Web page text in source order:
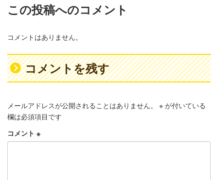
この投稿へのコメント
コメントはありません。
コメントを残す
メールアドレスが公開されることはありません。 ※ が付いている
欄は必須項目です
コメント ※